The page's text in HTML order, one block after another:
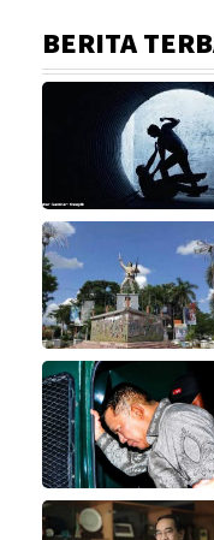
BERITA